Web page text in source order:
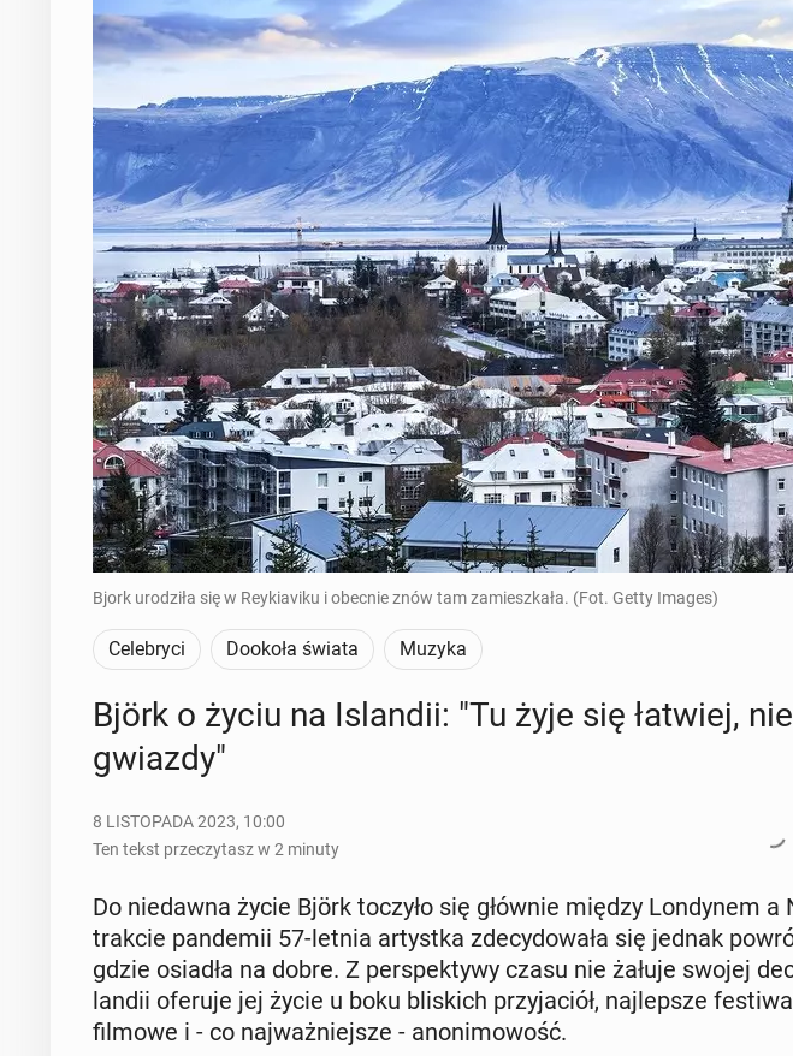
Bjork urodziła się w Reykiaviku i obecnie znów tam zamieszkała. (Fot. Getty Images)
Celebryci Dookoła świata Muzyka
Björk o życiu na Is­lan­dii: "Tu żyje się łatwiej,
gwiazdy"
8 LISTOPADA 2023, 10:00
Ten tekst przeczytasz w 2 minuty
Do nie­daw­na życie Björk toczyło się głównie między Lon­dy­nem
trakcie pan­de­mii 57-letnia ar­tyst­ka zde­cy­do­wa­ła się jednak
gdzie osiadła na dobre. Z per­spek­ty­wy czasu nie żałuje swojej
lan­dii oferuje jej życie u boku bli­skich przy­ja­ciół, naj­lep­sze
filmowe i - co naj­waż­niej­sze - ano­ni­mo­wość.